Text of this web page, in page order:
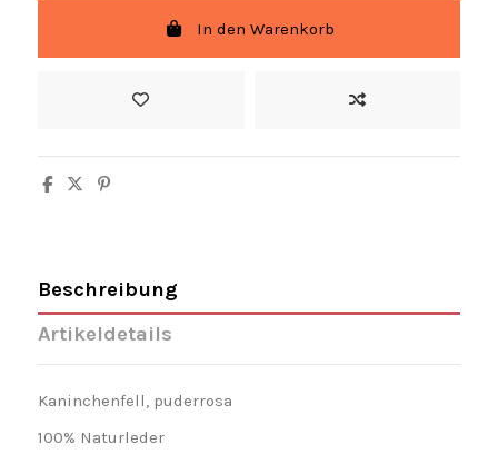
In den Warenkorb
Beschreibung
Artikeldetails
Kaninchenfell, puderrosa
100% Naturleder